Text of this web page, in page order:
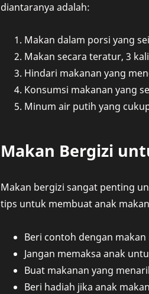
diantaranya adalah:
Makan dalam porsi yang
Makan secara teratur, 3
Hindari makanan yang
Konsumsi makanan yang
Minum air putih yang
Makan Bergizi
Makan bergizi sangat penting
tips untuk membuat anak
Beri contoh dengan
Jangan memaksa anak
Buat makanan yang
Beri hadiah jika anak